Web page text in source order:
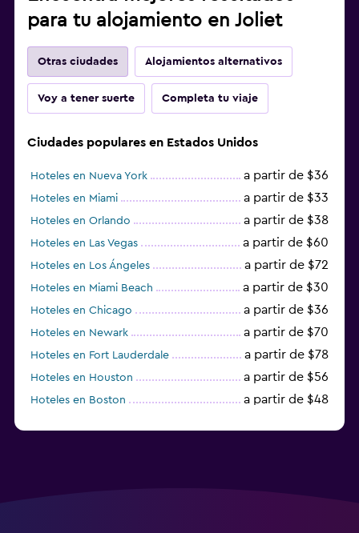
para tu alojamiento en Joliet
Otras ciudades Alojamientos alternativos
Voy a tener suerte Completa tu viaje
Ciudades populares en Estados Unidos
Hoteles en Nueva York a partir de $36
Hoteles en Miami a partir de $33
Hoteles en Orlando a partir de $38
Hoteles en Las Vegas a partir de $60
Hoteles en Los Ángeles a partir de $72
Hoteles en Miami Beach a partir de $30
Hoteles en Chicago a partir de $36
Hoteles en Newark a partir de $70
Hoteles en Fort Lauderdale a partir de $78
Hoteles en Houston a partir de $56
Hoteles en Boston a partir de $48